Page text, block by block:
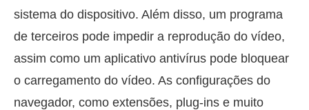
sistema do dispositivo. Além disso, um programa
de terceiros pode impedir a reprodução do vídeo,
assim como um aplicativo antivírus pode bloquear
o carregamento do vídeo. As configurações do
navegador, como extensões, plug-ins e muito